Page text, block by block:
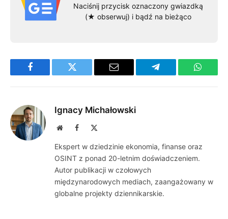
Naciśnij przycisk oznaczony gwiazdką
(★ obserwuj) i bądź na bieżąco
Facebook Twitter Email Telegram
Ignacy Michałowski
WebsiteFacebook
Ekspert w dziedzinie ekonomia, finanse oraz
OSINT z ponad 20-letnim doświadczeniem.
Autor publikacji w czołowych
międzynarodowych mediach, zaangażowany w
globalne projekty dziennikarskie.